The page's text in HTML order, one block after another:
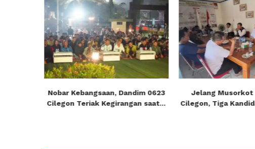
Nobar Kebangsaan, Dandim 0623
Cilegon Teriak Kegirangan saat...
Jelang Musorkot
Cilegon, Tiga